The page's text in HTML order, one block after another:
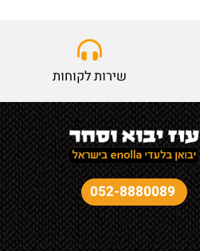
שירות לקוחות
052-8880089